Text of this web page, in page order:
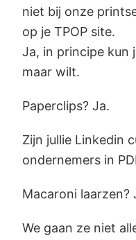
niet bij onze
op je TPOP site.
Ja, in principe kun
maar wilt.
Paperclips? Ja.
Zijn jullie Linkedin
ondernemers in
Macaroni laarzen?
We gaan ze niet